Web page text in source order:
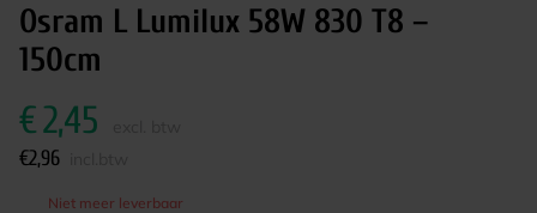
Osram L Lumilux 58W 830 T8 –
150cm
€2,45
€2,96
Niet meer leverbaar